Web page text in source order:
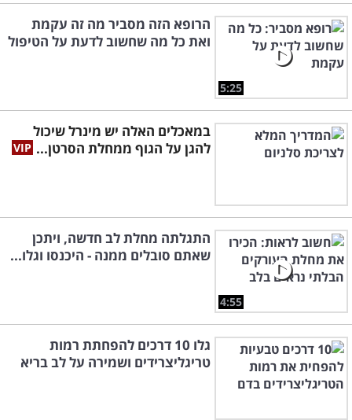
5:25
הרופא הזה מסביר מה זה עקמת
ואת כל מה שחשוב לדעת על הטיפול
במאכלים האלה יש מינרל שיכול
להגן על הגוף ממחלת הסרטן...
4:55
התגלתה מחלת לב חדשה, ויתכן
שאתם סובלים ממנה - היכנסו וגלו...
גלו 10 דרכים להפחתת רמות
טריגליצרידים ושמירה על לב בריא